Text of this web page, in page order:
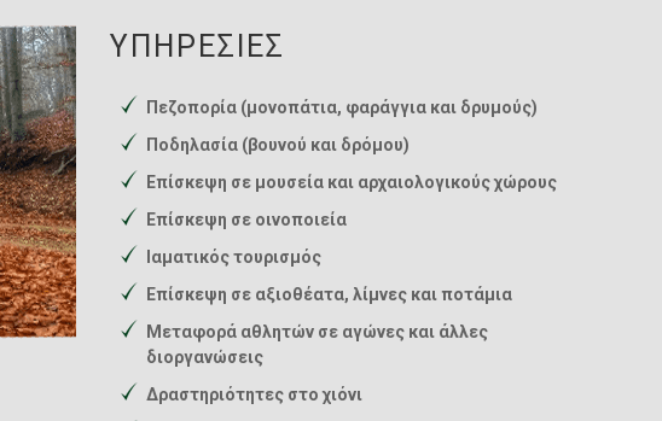
ΥΠΗΡΕΣΊΕΣ
Πεζοπορία (μονοπάτια, φαράγγια και δρυμούς)
Ποδηλασία (βουνού και δρόμου)
Επίσκεψη σε μουσεία και αρχαιολογικούς χώρους
Επίσκεψη σε οινοποιεία
Ιαματικός τουρισμός
Επίσκεψη σε αξιοθέατα, λίμνες και ποτάμια
Μεταφορά αθλητών σε αγώνες και άλλες
διοργανώσεις
Δραστηριότητες στο χιόνι